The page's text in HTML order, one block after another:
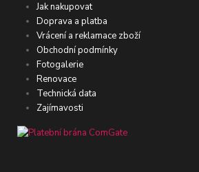
Jak nakupovat
Doprava a platba
Vrácení a reklamace zboží
Obchodní podmínky
Fotogalerie
Renovace
Technická data
Zajímavosti